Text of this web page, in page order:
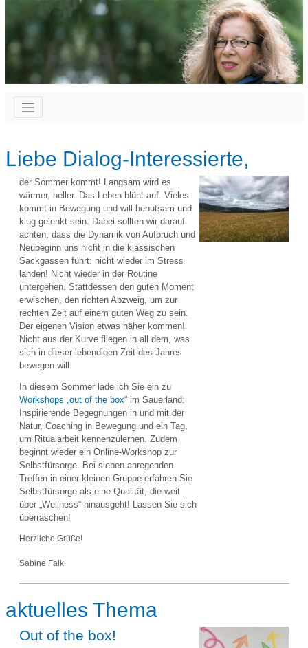
Liebe Dialog-Interessierte,
der Sommer kommt! Langsam wird es
wärmer, heller. Das Leben blüht auf. Vieles
kommt in Bewegung und will behutsam und
klug gelenkt sein. Dabei sollten wir darauf
achten, dass die Dynamik von Aufbruch und
Neubeginn uns nicht in die klassischen
Sackgassen führt: nicht wieder im Stress
landen! Nicht wieder in der Routine
untergehen. Stattdessen den guten Moment
erwischen, den richten Abzweig, um zur
rechten Zeit auf einem guten Weg zu sein.
Der eigenen Vision etwas näher kommen!
Nicht aus der Kurve fliegen in all dem, was
sich in dieser lebendigen Zeit des Jahres
bewegen will.
In diesem Sommer lade ich Sie ein zu
Workshops „out of the box“im Sauerland:
Inspirierende Begegnungen in und mit der
Natur, Coaching in Bewegung und ein Tag,
um Ritualarbeit kennenzulernen. Zudem
beginnt wieder ein Online-Workshop zur
Selbstfürsorge. Bei sieben anregenden
Treffen in einer kleinen Gruppe erfahren Sie
Selbstfürsorge als eine Qualität, die weit
über „Wellness“ hinausgeht! Lassen Sie sich
überraschen!
Herzliche Grüße!
Sabine Falk
aktuelles Thema
Out of the box!